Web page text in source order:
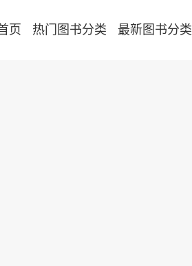
页 热门图书分类 最新图书分类